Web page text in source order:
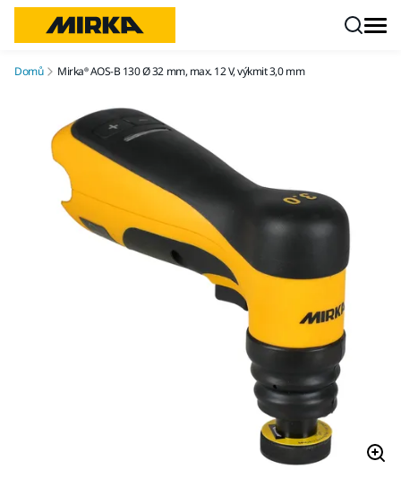
Domů Mirka® AOS-B 130 Ø 32 mm, max. 12 V, výkmit 3,0 mm